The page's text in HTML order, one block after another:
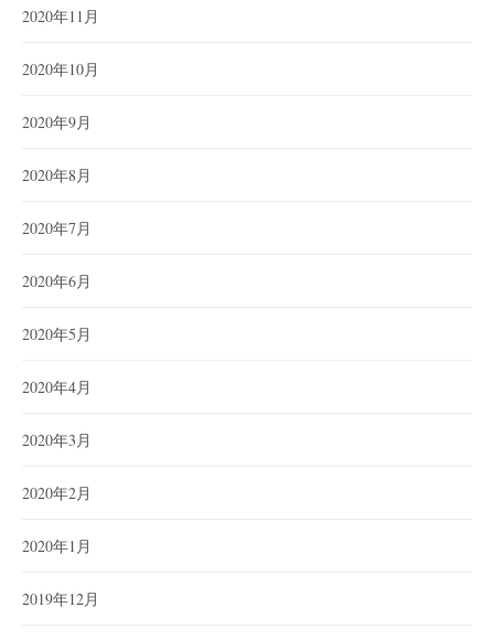
2020年11月
2020年10月
2020年9月
2020年8月
2020年7月
2020年6月
2020年5月
2020年4月
2020年3月
2020年2月
2020年1月
2019年12月